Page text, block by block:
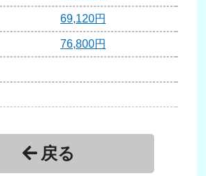
69,120円
76,800円
戻る